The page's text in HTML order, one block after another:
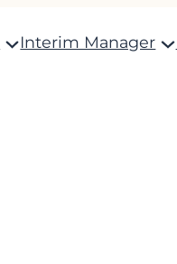
Interim Manager